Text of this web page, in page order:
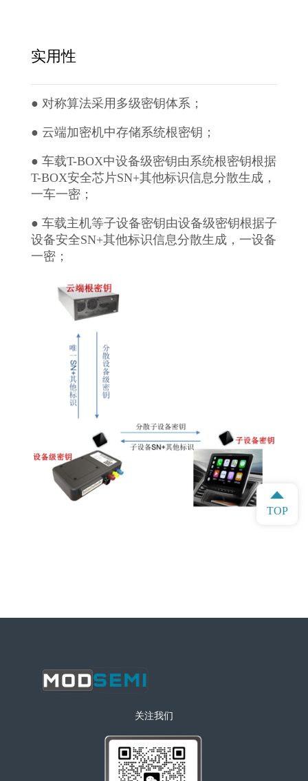
实用性
● 对称算法采用多级密钥体系；
● 云端加密机中存储系统根密钥；
● 车载T-BOX中设备级密钥由系统根密钥根据
T-BOX安全芯片SN+其他标识信息分散生成，
一车一密；
● 车载主机等子设备密钥由设备级密钥根据子
设备安全SN+其他标识信息分散生成，一设备
一密；
关注我们
TOP